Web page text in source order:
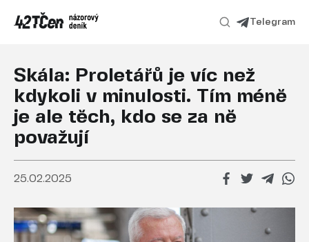
Telegram
Skála: Proletářů je víc než
kdykoli v minulosti. Tím méně
je ale těch, kdo se za ně
považují
25.02.2025